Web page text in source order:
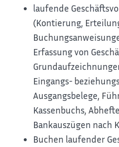
laufende
(Kontierung,
Erfassung von
Eingangs-
Ausgangsbelege,
Kassenbuchs,
Bankauszügen nach
Buchen laufender